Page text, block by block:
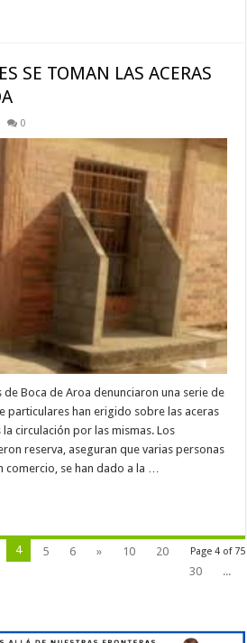
SE TOMAN LAS ACERAS
0
de Boca de Aroa denunciaron una serie de
particulares han erigido sobre las aceras
circulación por las mismas. Los
reserva, aseguran que varias personas
se han dado a la …
Page 4 of 75
4 5 6 » 10
20
30
...